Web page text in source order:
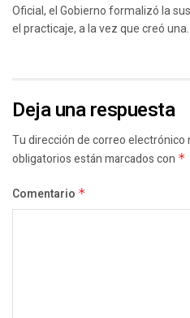
Oficial, el Gobierno formalizó la
el practicaje, a la vez que creó una...
Deja una respuesta
Tu dirección de correo electrónico
obligatorios están marcados con *
Comentario *